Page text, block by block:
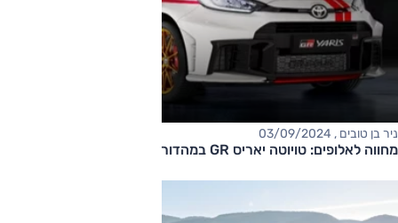
ניר בן טובים , 03/09/2024
מחווה לאלופים: טויוטה יאריס GR במהדורת ראלי נדירה